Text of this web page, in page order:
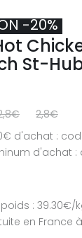
St-
2,8€
d'achat :
d'achat :
-20%
: 39.30€/
en France